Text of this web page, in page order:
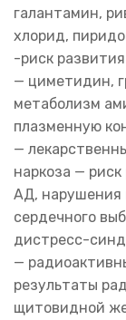
галантамин,
хлорид,
-риск
— циметидин,
метаболизм
плазменную
—
наркоза —
АД, нарушения
сердечного
дистресс-
—
результаты
щитовидной